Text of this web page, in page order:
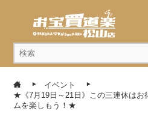
イベント
★《7月19日～21日》この三連休はお
ムを楽しもう！★